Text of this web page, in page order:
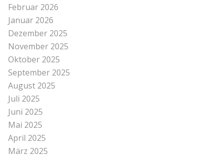
Februar 2026
Januar 2026
Dezember 2025
November 2025
Oktober 2025
September 2025
August 2025
Juli 2025
Juni 2025
Mai 2025
April 2025
März 2025